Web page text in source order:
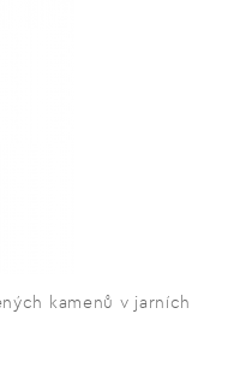
kamenů v jarních